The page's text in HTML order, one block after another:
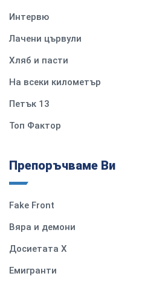
Интервю
Лачени цървули
Хляб и пасти
На всеки километър
Петък 13
Топ Фактор
Препоръчваме Ви
Fake Front
Вяра и демони
Досиетата Х
Емигранти